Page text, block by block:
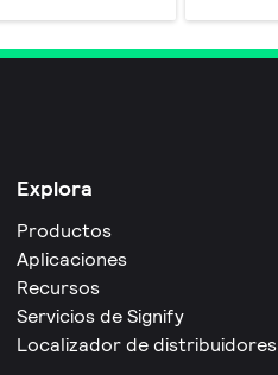
Explora
Productos
Aplicaciones
Recursos
Servicios de Signify
Localizador de distribuidores